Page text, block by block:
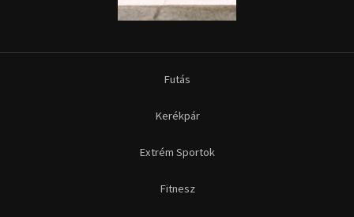
Futás
Kerékpár
Extrém Sportok
Fitnesz